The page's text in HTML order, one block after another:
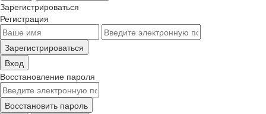
Зарегистрироваться
Регистрация
Зарегистрироваться
Вход
Восстановление пароля
Восстановить пароль